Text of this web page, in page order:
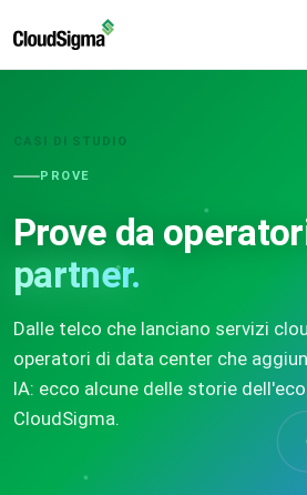
CASI DI STUDIO
PROVE
Prove da
partner.
Dalle telco che lanciano servizi
operatori di data center che
IA: ecco alcune delle storie
CloudSigma.